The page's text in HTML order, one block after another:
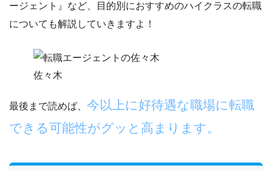
ージェント 』など、目的別におすすめのハイクラスの転職
についても解説していきますよ！
佐々木
最後まで読めば、 今以上に好待遇な職場に転職
できる可能性がグッと高まります。